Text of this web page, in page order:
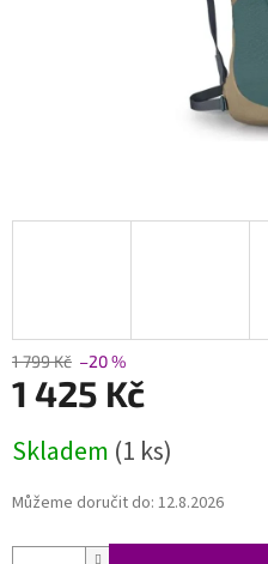
1 799 Kč –20 %
1 425 Kč
cena:
Skladem (1 ks)
Můžeme doručit do: 12.8.2026